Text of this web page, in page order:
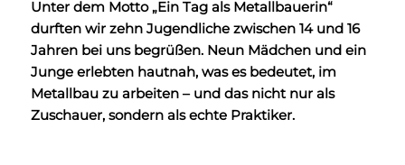
Unter dem Motto „Ein Tag als Metallbauerin“
durften wir zehn Jugendliche zwischen 14 und 16
Jahren bei uns begrüßen. Neun Mädchen und ein
Junge erlebten hautnah, was es bedeutet, im
Metallbau zu arbeiten – und das nicht nur als
Zuschauer, sondern als echte Praktiker.